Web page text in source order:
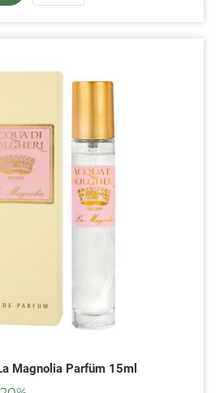
Magnolia Parfüm 15ml